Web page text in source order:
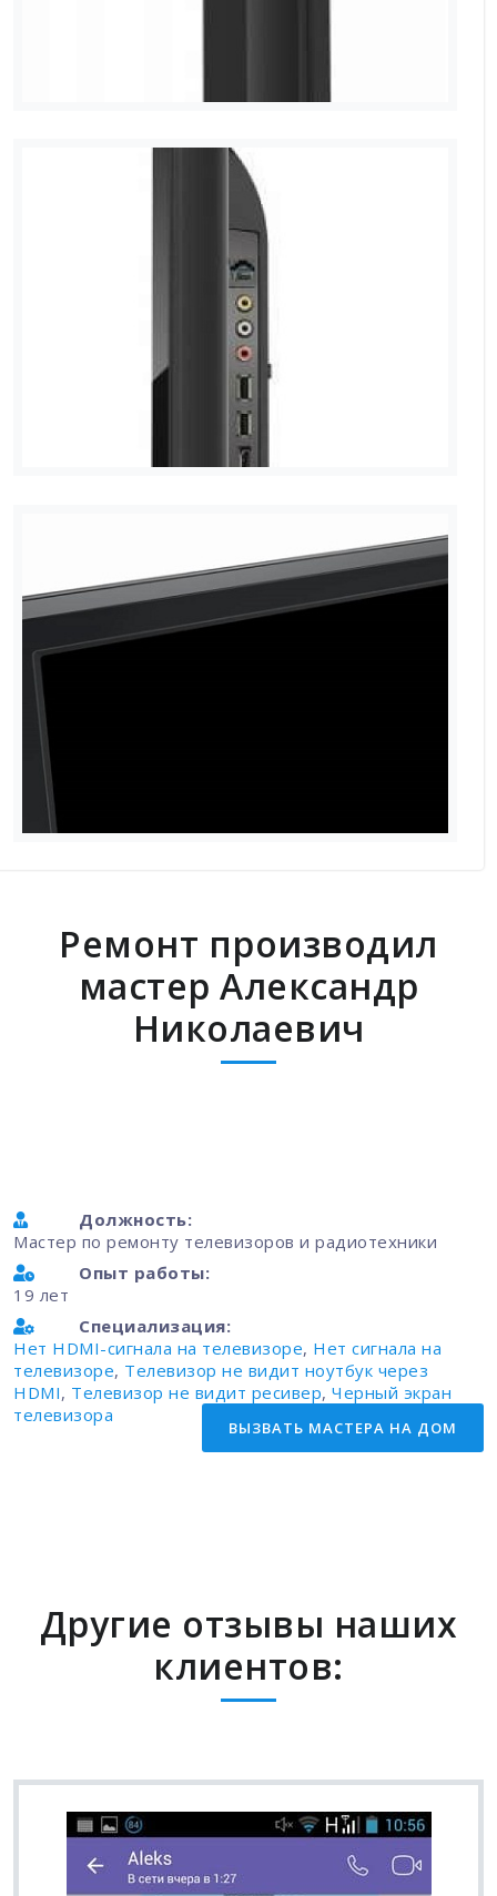
Ремонт производил
мастер Александр
Николаевич
Должность:
Мастер по ремонту телевизоров и радиотехники
Опыт работы:
19 лет
Специализация:
Нет HDMI-сигнала на телевизоре, Нет сигнала на
телевизоре, Телевизор не видит ноутбук через
HDMI, Телевизор не видит ресивер, Черный экран
телевизора
ВЫЗВАТЬ МАCТЕРА НА ДОМ
Другие отзывы наших
клиентов: